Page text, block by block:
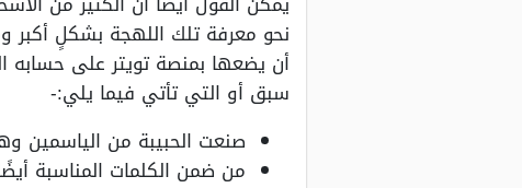
نحو معرفة تلك اللهجة بشكلٍ أكبر
أن يضعها بمنصة تويتر على حسابه
سبق أو التي تأتي فيما يلي:-
صنعت الحبيبة من الياسمين
من ضمن الكلمات المناسبة